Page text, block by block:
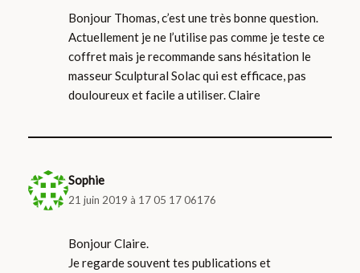
Bonjour Thomas, c’est une très bonne question.
Actuellement je ne l’utilise pas comme je teste ce
coffret mais je recommande sans hésitation le
masseur Sculptural Solac qui est efficace, pas
douloureux et facile a utiliser. Claire
Sophie
21 juin 2019 à 17 05 17 06176
Bonjour Claire.
Je regarde souvent tes publications et